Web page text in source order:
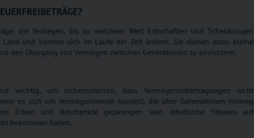
die festlegen, bis zu welchem Wert Erbschaften und Schenkungen
und können sich im Laufe der Zeit ändern. Sie dienen dazu, kleine
den Übergang von Vermögen zwischen Generationen zu erleichtern.
wichtig, um sicherzustellen, dass Vermögensübertragungen nicht
es sich um Vermögenswerte handelt, die über Generationen hinweg
Erben und Beschenkte gezwungen sein, erhebliche Steuern auf
bekommen haben.